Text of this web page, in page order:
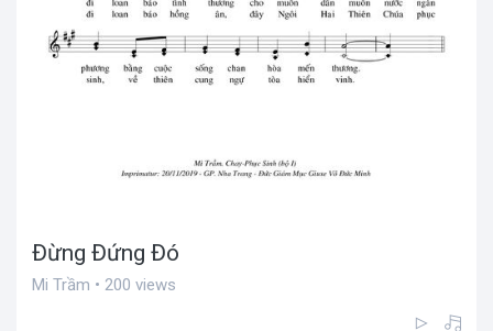
Đừng Đứng Đó
Mi Trầm • 200 views